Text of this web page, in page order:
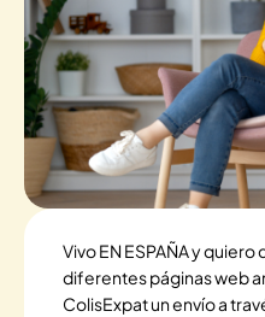
Vivo EN ESPAÑA y
diferentes páginas web
ColisExpat un envío a